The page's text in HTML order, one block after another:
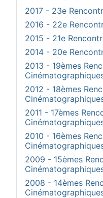
2017 - 23e
2016 - 22e
2015 - 21e
2014 - 20e
2013 - 19èmes
2012 - 18èmes
2011 - 17èmes
2010 - 16èmes
2009 - 15èmes
2008 - 14èmes